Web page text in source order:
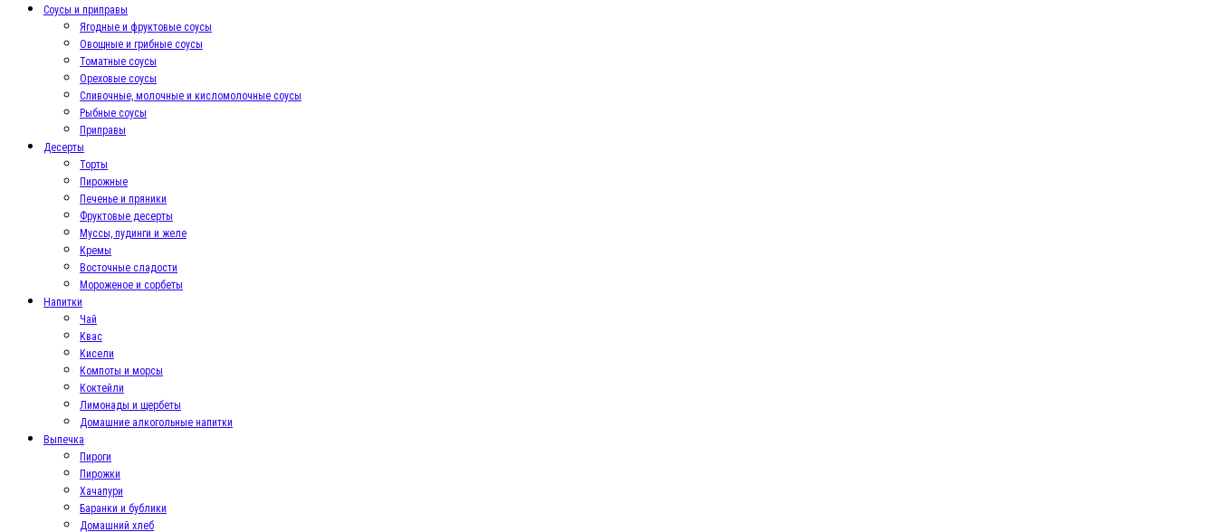
Соусы и приправы
Ягодные и фруктовые соусы
Овощные и грибные соусы
Томатные соусы
Ореховые соусы
Сливочные, молочные и кисломолочные соусы
Рыбные соусы
Приправы
Десерты
Торты
Пирожные
Печенье и пряники
Фруктовые десерты
Муссы, пудинги и желе
Кремы
Восточные сладости
Мороженое и сорбеты
Напитки
Чай
Квас
Кисели
Компоты и морсы
Коктейли
Лимонады и щербеты
Домашние алкогольные напитки
Выпечка
Пироги
Пирожки
Хачапури
Баранки и бублики
Домашний хлеб